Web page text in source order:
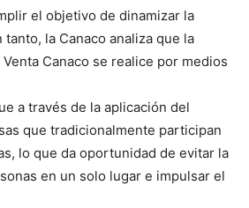
el objetivo de dinamizar la
la Canaco analiza que la
Canaco se realice por medios
a través de la aplicación del
que tradicionalmente participan
lo que da oportunidad de evitar la
en un solo lugar e impulsar el